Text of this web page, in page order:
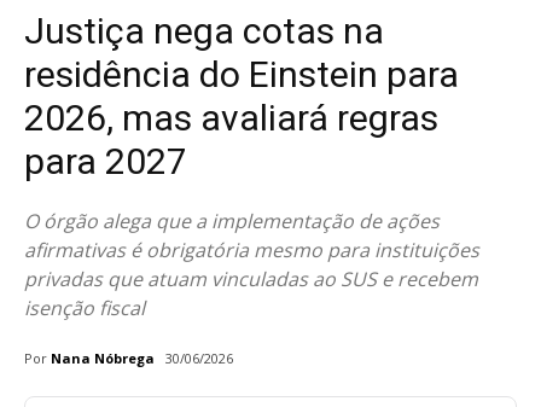
Justiça nega cotas na
residência do Einstein para
2026, mas avaliará regras
para 2027
O órgão alega que a implementação de ações
afirmativas é obrigatória mesmo para instituições
privadas que atuam vinculadas ao SUS e recebem
isenção fiscal
Por Nana Nóbrega 30/06/2026